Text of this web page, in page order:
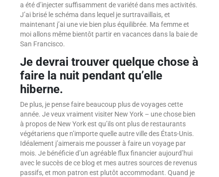
a été d’injecter suffisamment de variété dans mes activités.
J’ai brisé le schéma dans lequel je surtravaillais, et
maintenant j’ai une vie bien plus équilibrée. Ma femme et
moi allons même bientôt partir en vacances dans la baie de
San Francisco.
Je devrai trouver quelque chose à
faire la nuit pendant qu’elle
hiberne.
De plus, je pense faire beaucoup plus de voyages cette
année. Je veux vraiment visiter New York – une chose bien
à propos de New York est qu’ils ont plus de restaurants
végétariens que n’importe quelle autre ville des États-Unis.
Idéalement j’aimerais me pousser à faire un voyage par
mois. Je bénéficie d’un agréable flux financier aujourd’hui
avec le succès de ce blog et mes autres sources de revenus
passifs, et mon patron est plutôt accommodant. Quand je